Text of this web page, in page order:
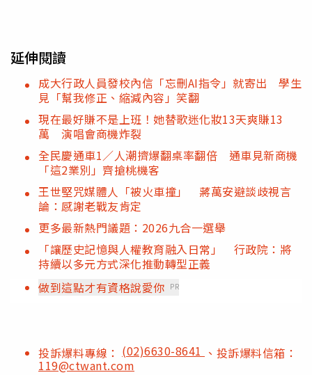
延伸閱讀
成大行政人員發校內信「忘刪AI指令」就寄出 學生
見「幫我修正、縮減內容」笑翻
現在最好賺不是上班！她替歌迷化妝13天爽賺13
萬 演唱會商機炸裂
全民慶通車1／人潮擠爆翻桌率翻倍 通車見新商機
「這2業別」齊搶桃機客
王世堅咒媒體人「被火車撞」 蔣萬安避談歧視言
論：感謝老戰友肯定
更多最新熱門議題：2026九合一選舉
「讓歷史記憶與人權教育融入日常」 行政院：將
持續以多元方式深化推動轉型正義
做到這點才有資格說愛你 PR
投訴爆料專線： (02)6630-8641 、投訴爆料信箱：
119@ctwant.com